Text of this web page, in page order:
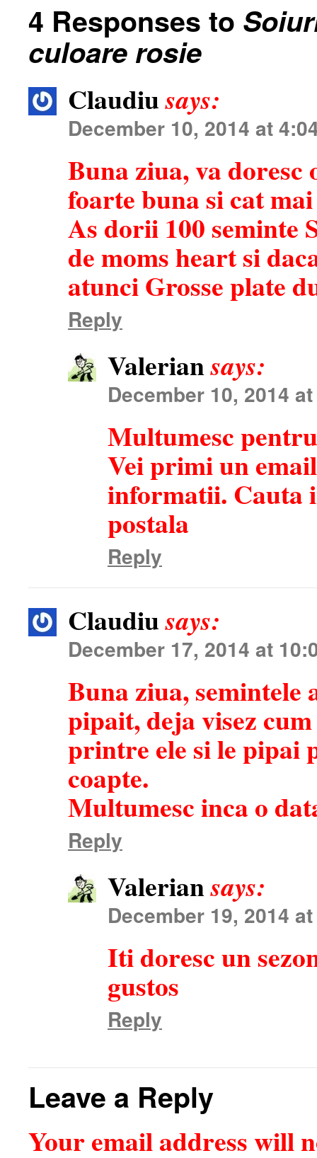
4 Responses to
culoare rosie
Claudiusays:
December 10, 2014 at
Buna ziua, va doresc
foarte buna si cat
As dorii 100 seminte
de moms heart si
atunci Grosse plate
Reply
Valeriansays:
December 10, 2014
Multumesc
Vei primi un
informatii. Cauta
postala
Reply
Claudiusays:
December 17, 2014 at
Buna ziua, semintele
pipait, deja visez
printre ele si le pipai
coapte.
Multumesc inca o
Reply
Valeriansays:
December 19, 2014
Iti doresc un
gustos
Reply
Leave a Reply
Your email address will